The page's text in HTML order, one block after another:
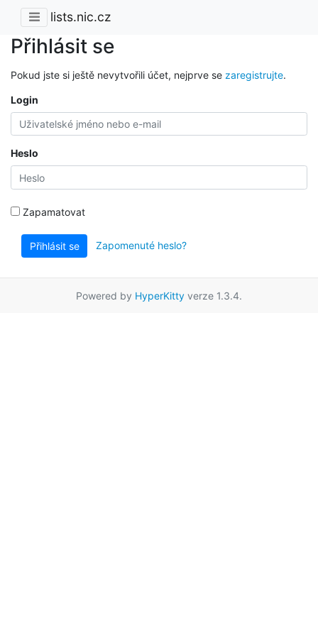
lists.nic.cz
Přihlásit se
Pokud jste si ještě nevytvořili účet, nejprve se zaregistrujte.
Login
Heslo
Zapamatovat
Přihlásit se Zapomenuté heslo?
Powered by HyperKitty verze 1.3.4.